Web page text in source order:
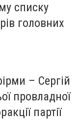
списку
головних
– Сергій
провладної
партії